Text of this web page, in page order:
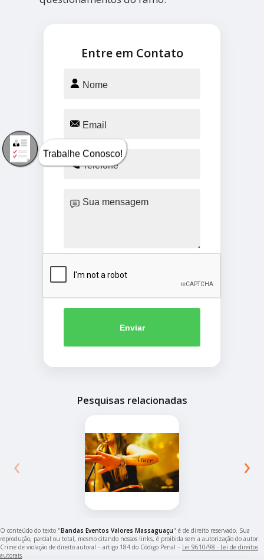
Entre em Contato
Enviar
Pesquisas relacionadas
‹ ›
O conteúdo do texto "Bandas Eventos Valores Massaguaçu" é de direito reservado. Sua
reprodução, parcial ou total, mesmo citando nossos links, é proibida sem a autorização do autor.
Crime de violação de direito autoral – artigo 184 do Código Penal – Lei 9610/98 - Lei de direitos
autorais.
Trabalhe Conosco!